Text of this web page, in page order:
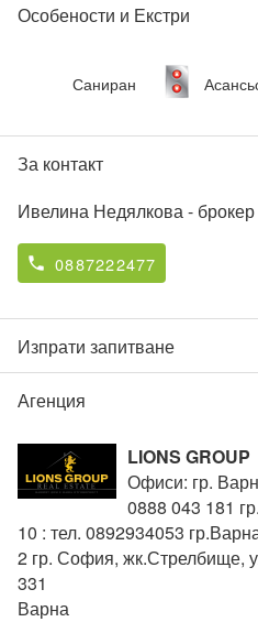
Особености и Екстри
Саниран
За контакт
Ивелина Недялкова- брокер
phone 0887222477
Изпрати запитване
Агенция
LIONS GROUP
Офиси: гр.
0888 043 181
10 : тел. 0892934053
2 гр. София, жк.Стрелбище,
331
Варна